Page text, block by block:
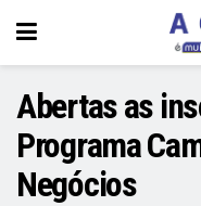
Abertas as
Programa
Negócios